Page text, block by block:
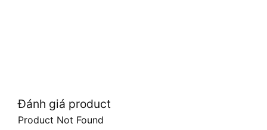
Đánh giá product
Product Not Found